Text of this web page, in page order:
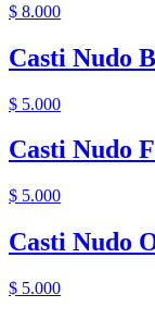
$ 8.000
Casti Nudo
$ 5.000
Casti Nudo
$ 5.000
Casti Nudo
$ 5.000